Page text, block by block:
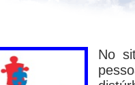
de
que se
sob análise
No